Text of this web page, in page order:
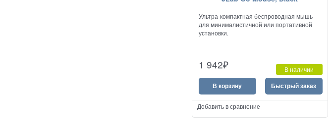
Ультра-компактная беспроводная мышь
для минималистичной или портативной
установки.
1 942₽ В наличии
В корзину Быстрый заказ
Добавить в сравнение